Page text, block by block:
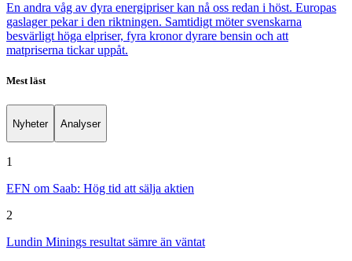
En andra våg av dyra energipriser kan nå oss redan i höst. Europas
gaslager pekar i den riktningen. Samtidigt möter svenskarna
besvärligt höga elpriser, fyra kronor dyrare bensin och att
matpriserna tickar uppåt.
Mest läst
Nyheter Analyser
1
EFN om Saab: Hög tid att sälja aktien
2
Lundin Minings resultat sämre än väntat